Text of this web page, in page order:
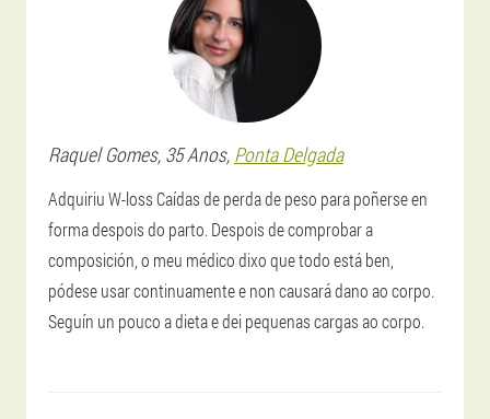
Raquel Gomes, 35 Anos, Ponta Delgada
Adquiriu W-loss Caídas de perda de peso para poñerse en
forma despois do parto. Despois de comprobar a
composición, o meu médico dixo que todo está ben,
pódese usar continuamente e non causará dano ao corpo.
Seguín un pouco a dieta e dei pequenas cargas ao corpo.